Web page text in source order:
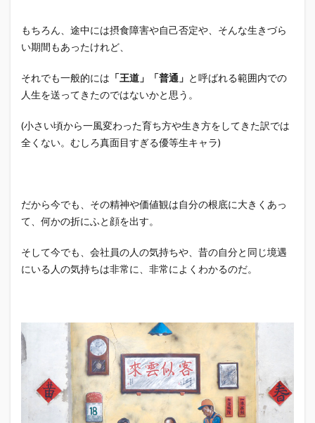
もちろん、途中には摂食障害や自己否定や、そんな生きづら
い期間もあったけれど、
それでも一般的には 「王道」「普通」 と呼ばれる範囲内での
人生を送ってきたのではないかと思う。
(小さい頃から一風変わった育ち方や生き方をしてきた訳では
全くない。むしろ真面目すぎる優等生キャラ)
だから今でも、その精神や価値観は自分の根底に大きくあっ
て、何かの折にふと顔を出す。
そして今でも、会社員の人の気持ちや、昔の自分と同じ境遇
にいる人の気持ちは非常に、非常によくわかるのだ。